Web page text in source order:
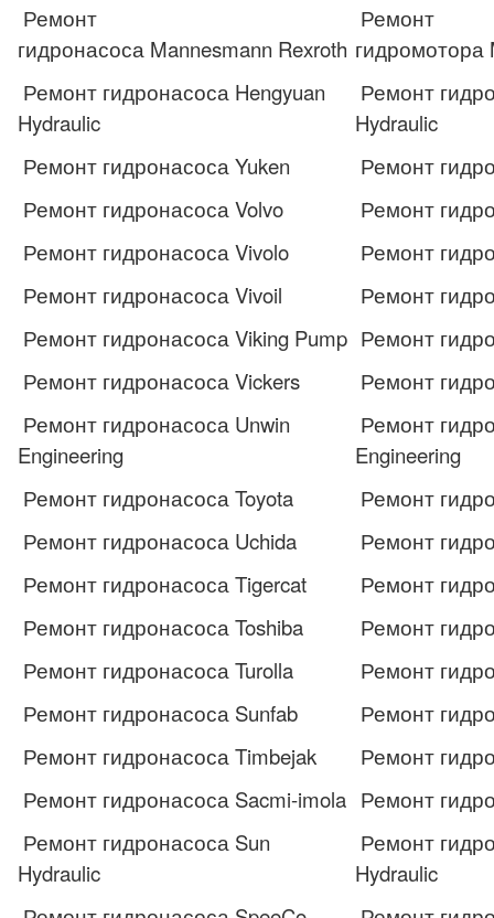
Ремонт
гидронасоса Mannesmann Rexroth
Ремонт
гидромотора
Ремонт гидронасоса Hengyuan
Hydraulic
Ремонт
Hydraulic
Ремонт гидронасоса Yuken
Ремонт
Ремонт гидронасоса Volvo
Ремонт
Ремонт гидронасоса Vivolo
Ремонт
Ремонт гидронасоса Vivoil
Ремонт
Ремонт гидронасоса Viking Pump Ремонт
Ремонт гидронасоса Vickers
Ремонт
Ремонт гидронасоса Unwin
Engineering
Ремонт
Engineering
Ремонт гидронасоса Toyota
Ремонт
Ремонт гидронасоса Uchida
Ремонт
Ремонт гидронасоса Tigercat
Ремонт
Ремонт гидронасоса Toshiba
Ремонт
Ремонт гидронасоса Turolla
Ремонт
Ремонт гидронасоса Sunfab
Ремонт
Ремонт гидронасоса Timbejak
Ремонт
Ремонт гидронасоса Sacmi-imola Ремонт
Ремонт гидронасоса Sun
Hydraulic
Ремонт
Hydraulic